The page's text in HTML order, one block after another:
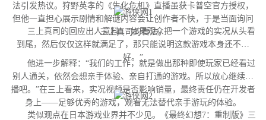
法引发热议。狩野英孝的《生化危机》直播虽获卡普空官方授权，
但他一直担心展示剧情和解谜内容会让创作者不快，于是当面询问
三上真司的看法。
三上真司的回应出人意料：“如果观众把一个游戏的实况从头看
到尾，然后仅仅这样就满足了，那只能说明这款游戏本身还不够
好。”
他进一步解释：“我们的工作，就是做出那种即使玩家已经看过
别人通关，依然会想亲手体验、亲自打通的游戏。所以放心继续直
播吧。”在三上看来，实况视频是否影响销量，最终责任仍在开发者
身上——足够优秀的游戏，观看无法替代亲手游玩的体验。
类似观点在日本游戏业界并不少见。《最终幻想7：重制版》三